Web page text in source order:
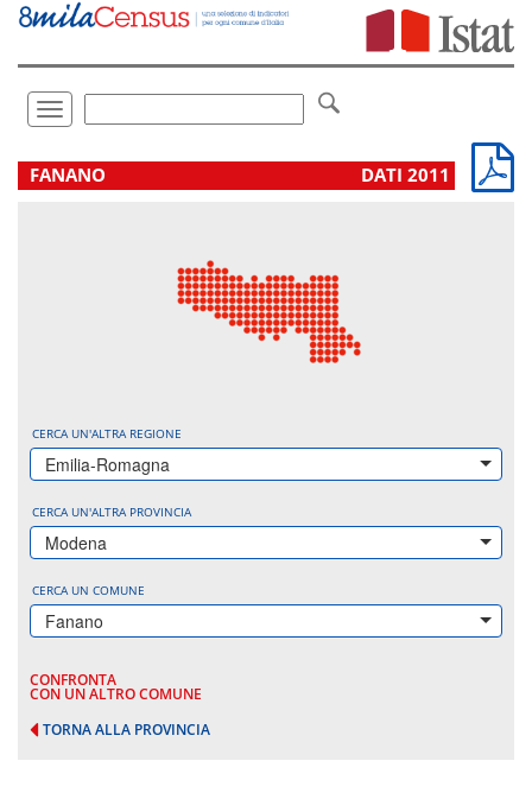
Vai
direttamente
Toggle
navigation
.
FANANO DATI 2011
CERCA UN'ALTRA REGIONE
Emilia-Romagna
CERCA UN'ALTRA PROVINCIA
Modena
CERCA UN COMUNE
Fanano
CONFRONTA
CON UN ALTRO COMUNE
TORNA ALLA PROVINCIA